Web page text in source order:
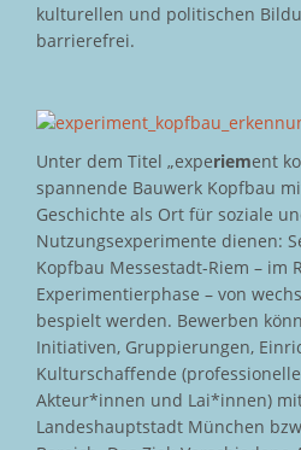
kulturellen und politischen
barrierefrei.
Unter dem Titel „experiement
spannende Bauwerk Kopfbau
Geschichte als Ort für soziale
Nutzungsexperimente dienen:
Kopfbau Messestadt-Riem – im
Experimentierphase – von
bespielt werden. Bewerben
Initiativen, Gruppierungen,
Kulturschaffende
Akteur*innen und Lai*innen)
Landeshauptstadt München